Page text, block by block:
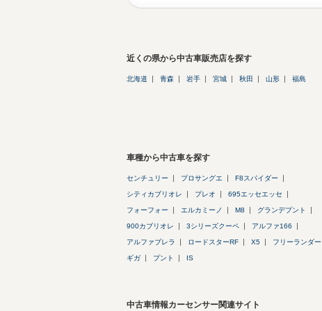
近くの県から中古車販売店を探す
北海道 青森 岩手 宮城 秋田 山形 福島
車種から中古車を探す
センチュリー プロサングエ F8スパイダー
シティカブリオレ プレオ 695エッセエッセ
フォーフォー エルカミーノ M8 グランデプント
900カブリオレ 3シリーズクーペ アルファ166
アルファブレラ ロードスターRF X5 フリーランダー
ギガ プント IS
中古車情報カーセンサー関連サイト